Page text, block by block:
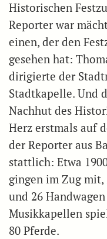
Historischen
Reporter war
einen, der den
gesehen hat:
dirigierte der
Stadtkapelle. Und
Nachhut des
Herz erstmals auf
der Reporter aus
stattlich: Etwa
gingen im Zug mit,
und 26
Musikkapellen
80 Pferde.